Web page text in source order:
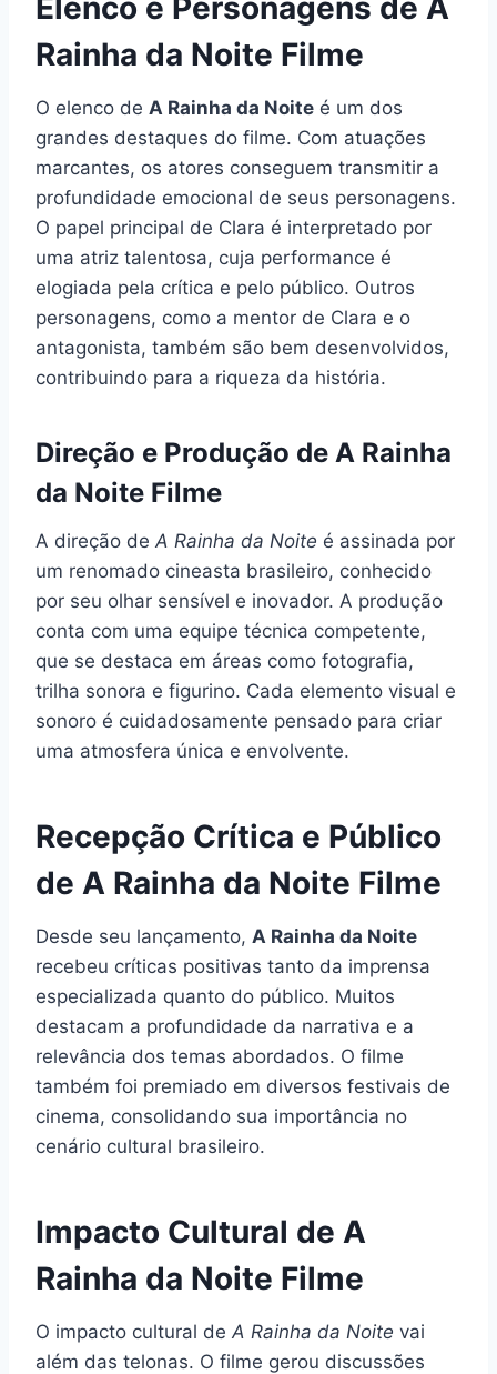
Rainha da Noite Filme
O elenco de A Rainha da Noite é um dos
grandes destaques do filme. Com atuações
marcantes, os atores conseguem transmitir a
profundidade emocional de seus personagens.
O papel principal de Clara é interpretado por
uma atriz talentosa, cuja performance é
elogiada pela crítica e pelo público. Outros
personagens, como a mentor de Clara e o
antagonista, também são bem desenvolvidos,
contribuindo para a riqueza da história.
Direção e Produção de A Rainha
da Noite Filme
A direção de A Rainha da Noite é assinada por
um renomado cineasta brasileiro, conhecido
por seu olhar sensível e inovador. A produção
conta com uma equipe técnica competente,
que se destaca em áreas como fotografia,
trilha sonora e figurino. Cada elemento visual e
sonoro é cuidadosamente pensado para criar
uma atmosfera única e envolvente.
Recepção Crítica e Público
de A Rainha da Noite Filme
Desde seu lançamento, A Rainha da Noite
recebeu críticas positivas tanto da imprensa
especializada quanto do público. Muitos
destacam a profundidade da narrativa e a
relevância dos temas abordados. O filme
também foi premiado em diversos festivais de
cinema, consolidando sua importância no
cenário cultural brasileiro.
Impacto Cultural de A
Rainha da Noite Filme
O impacto cultural de A Rainha da Noite vai
além das telonas. O filme gerou discussões